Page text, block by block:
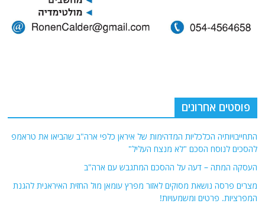
פוסטים אחרונים
התחייבויותיה הכלכליות המדהימות של איראן כלפי ארה"ב שהביאו את טראמפ
להסכים לנוסח הסכם "לא מנצח העליל"
העסקה המתה – דעה על ההסכם המתגבש עם ארה"ב
מצרים פרסה נושאת מסוקים לאזור מפרץ עומאן מול החזית האיראנית להגנת
המפרציות. פרטים ומשמעויות!